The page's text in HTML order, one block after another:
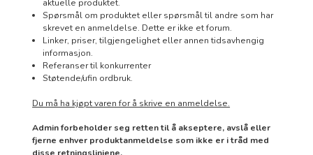
aktuelle produktet.
Spørsmål om produktet eller spørsmål til andre som har
skrevet en anmeldelse. Dette er ikke et forum.
Linker, priser, tilgjengelighet eller annen tidsavhengig
informasjon.
Referanser til konkurrenter
Støtende/ufin ordbruk.
Du må ha kjøpt varen for å skrive en anmeldelse.
Admin forbeholder seg retten til å akseptere, avslå eller
fjerne enhver produktanmeldelse som ikke er i tråd med